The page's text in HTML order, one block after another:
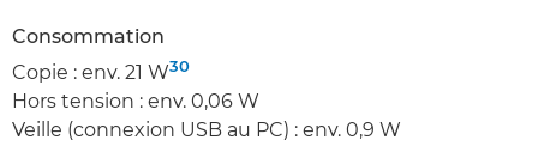
Consommation
Copie : env. 21 W30
Hors tension : env. 0,06 W
Veille (connexion USB au PC) : env. 0,9 W